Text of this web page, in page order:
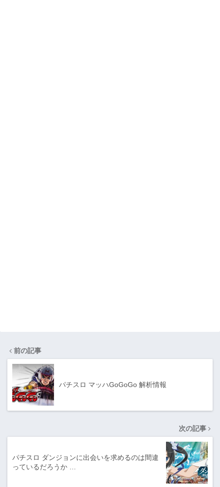
前の記事
パチスロ マッハGoGoGo 解析情報
次の記事
パチスロ ダンジョンに出会いを求めるのは間違
っているだろうか …